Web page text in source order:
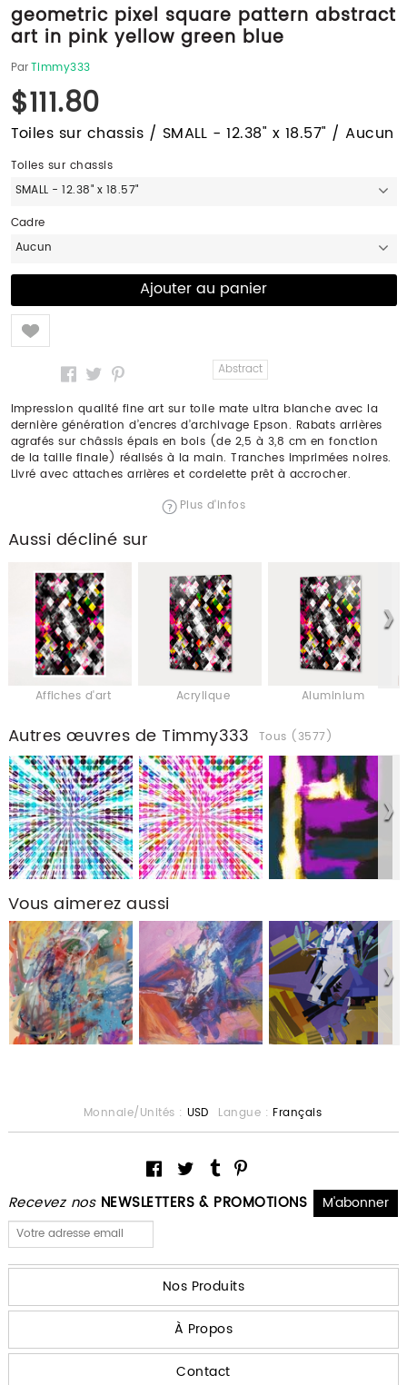
geometric pixel square pattern abstract
art in pink yellow green blue
ParTimmy333
$111.80
Toiles sur chassis / SMALL - 12.38" x 18.57" / Aucun
Toiles sur chassis
SMALL - 12.38" x 18.57"
Cadre
Aucun
Like
Abstract
Impression qualité fine art sur toile mate ultra blanche avec la
dernière génération d’encres d’archivage Epson. Rabats arrières
agrafés sur châssis épais en bois (de 2,5 à 3,8 cm en fonction
de la taille finale) réalisés à la main. Tranches imprimées noires.
Livré avec attaches arrières et cordelette prêt à accrocher.
Plus d'infos
Aussi décliné sur
Affiches d'art Acrylique Aluminium
Autres œuvres de Timmy333 Tous (3577)
Vous aimerez aussi
Recevez nos NEWSLETTERS & PROMOTIONS
Monnaie/Unités : USD Langue : Français
Nos Produits
À Propos
Contact